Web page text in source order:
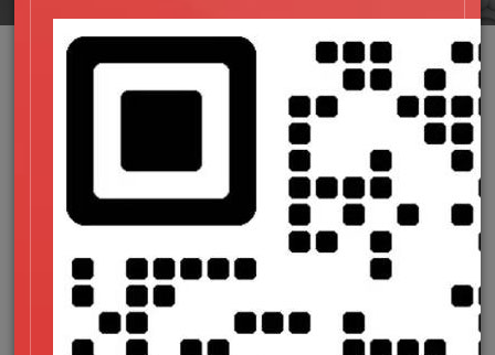
每个人都有一个死角，
自己走不出来，
每个人都有一道伤口，
或深或浅，盖上布，以为不存在。
我把最殷红的鲜血涂在那里。
你不懂我，我不怪你。